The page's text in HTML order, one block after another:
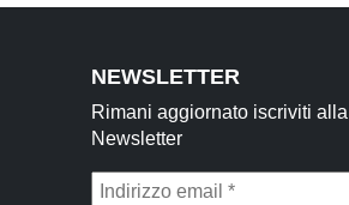
NEWSLETTER
Rimani aggiornato iscriviti alla
Newsletter